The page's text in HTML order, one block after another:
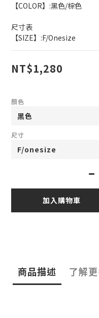
【COLOR】:黑色/棕色
尺寸表
【SIZE】:F/Onesize
NT$1,280
顏色
尺寸
加入購物車
商品描述 了解